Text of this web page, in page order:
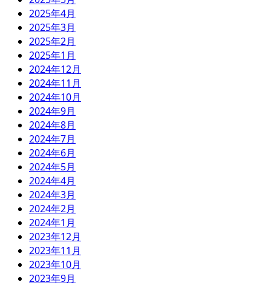
2025年4月
2025年3月
2025年2月
2025年1月
2024年12月
2024年11月
2024年10月
2024年9月
2024年8月
2024年7月
2024年6月
2024年5月
2024年4月
2024年3月
2024年2月
2024年1月
2023年12月
2023年11月
2023年10月
2023年9月